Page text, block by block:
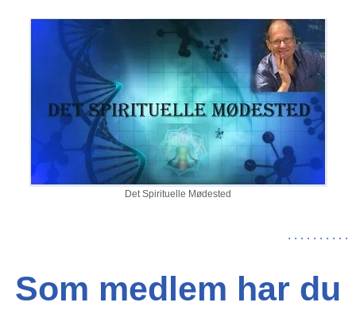
Det Spirituelle Mødested
. . . . . . . . . .
Som medlem har du